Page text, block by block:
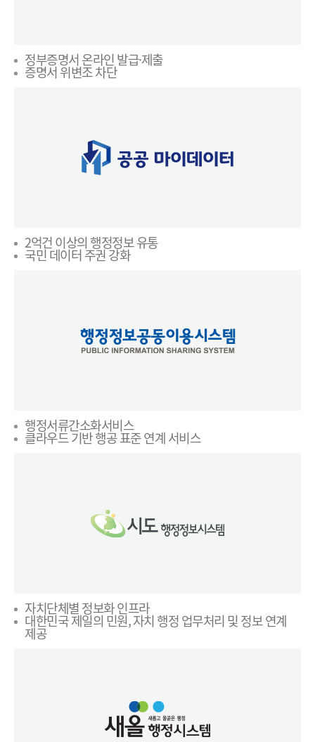
정부증명서 온라인 발급·제출
증명서 위변조 차단
2억건 이상의 행정정보 유통
국민 데이터 주권 강화
행정서류간소화서비스
클라우드 기반 행공 표준 연계 서비스
자치단체별 정보화 인프라
대한민국 제일의 민원, 자치 행정 업무처리 및 정보 연계
제공